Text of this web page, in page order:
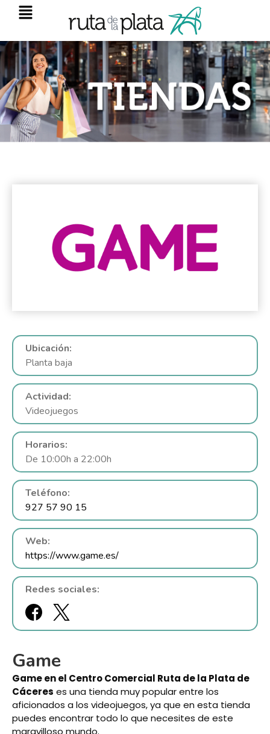
Ubicación:
Planta baja
Actividad:
Videojuegos
Horarios:
De 10:00h a 22:00h
Teléfono:
927 57 90 15
Web:
https://www.game.es/
Redes sociales:
Game
Game en el Centro Comercial Ruta de la Plata de
Cáceres es una tienda muy popular entre los
aficionados a los videojuegos, ya que en esta tienda
puedes encontrar todo lo que necesites de este
maravilloso mundo.